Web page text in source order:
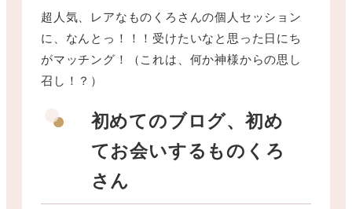
超人気、レアなものくろさんの個人セッション
に、なんとっ！！！受けたいなと思った日にち
がマッチング！（これは、何か神様からの思し
召し！？）
初めてのブログ、初め
てお会いするものくろ
さん